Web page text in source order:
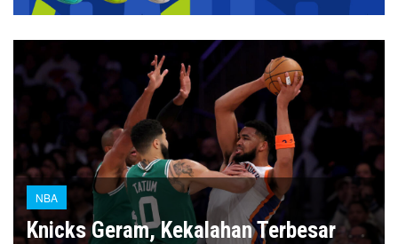
NBA
Knicks Geram, Kekalahan Terbesar